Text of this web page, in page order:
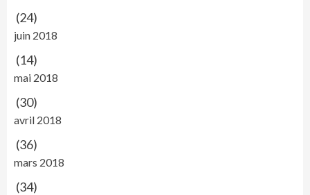
(24)
juin 2018
(14)
mai 2018
(30)
avril 2018
(36)
mars 2018
(34)